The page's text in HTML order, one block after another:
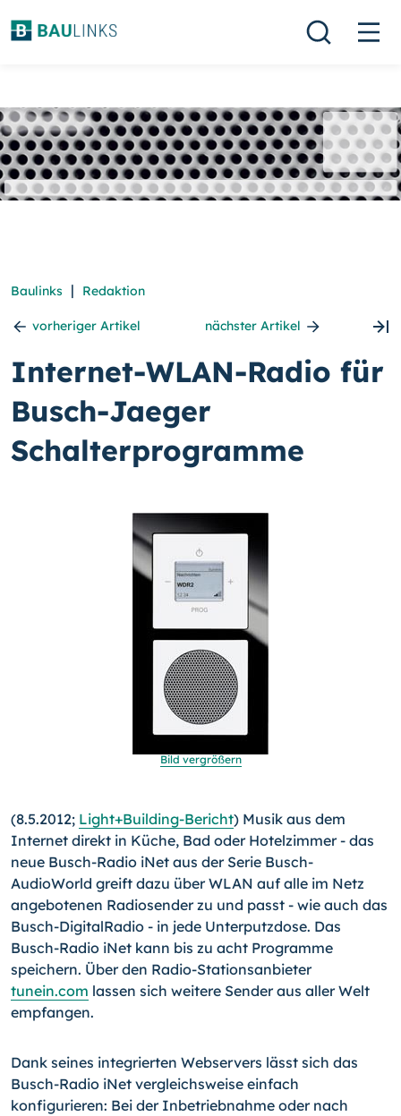
Baulinks | Redaktion
vorheriger Artikel nächster Artikel
Internet-WLAN-Radio für
Busch-Jaeger
Schalterprogramme
Bild vergrößern
(8.5.2012; Light+Building-Bericht) Musik aus dem
Internet di­rekt in Küche, Bad oder Hotelzimmer - das
neue Busch-Radio iNet aus der Serie Busch-
AudioWorld greift dazu über WLAN auf alle im Netz
angebotenen Radiosender zu und passt - wie auch das
Busch-DigitalRadio - in jede Unterputzdose. Das
Busch-Radio iNet kann bis zu acht Programme
speichern. Über den Radio-Stationsanbieter
tunein.com lassen sich weitere Sender aus aller Welt
empfangen.
Dank seines integrierten Webservers lässt sich das
Busch-Ra­dio iNet vergleichsweise einfach
konfigurieren: Bei der Inbe­triebnahme oder nach